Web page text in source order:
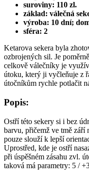
suroviny: 110 zl.
základ: válečná
výroba: 10 dní;
sféra: 2
Ketarova sekera byla
ozbrojených sil. Je
celkově válečníky je
útoku, který ji vyčleňuje z
útočníkům rychle potlačit
Popis:
Ostří této sekery si i bez
barvu, přičemž ve tmě září
pouze slouží k lepší
Uprostřed, kde je ostří
při úspěšném zásahu zvl.
taková má parametry: 5 /